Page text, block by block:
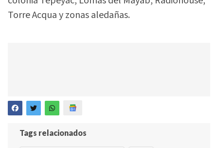
Torre Acqua y zonas aledañas.
Tags relacionados